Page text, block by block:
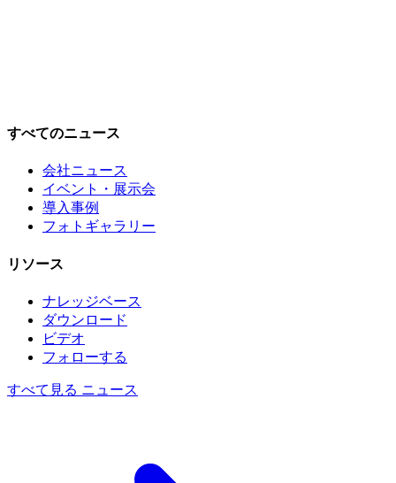
すべてのニュース
会社ニュース
イベント・展示会
導入事例
フォトギャラリー
リソース
ナレッジベース
ダウンロード
ビデオ
フォローする
すべて見る ニュース